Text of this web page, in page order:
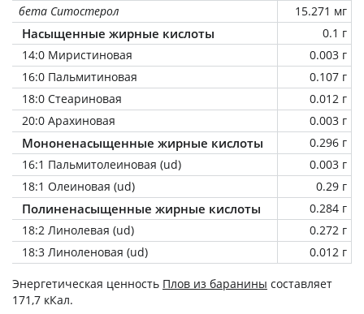
бета Ситостерол 15.271 мг
Насыщенные жирные кислоты
0.1 г
14:0 Миристиновая
0.003 г
16:0 Пальмитиновая
0.107 г
18:0 Стеариновая
0.012 г
20:0 Арахиновая
0.003 г
Мононенасыщенные жирные кислоты
0.296 г
16:1 Пальмитолеиновая (ud)
0.003 г
18:1 Олеиновая (ud)
0.29 г
Полиненасыщенные жирные кислоты
0.284 г
18:2 Линолевая (ud)
0.272 г
18:3 Линоленовая (ud)
0.012 г
Энергетическая ценность Плов из баранины составляет
171,7 кКал.